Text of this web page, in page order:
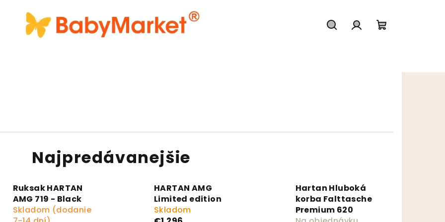
Najpredávanejšie
Ruksak HARTAN
AMG 719 - Black
Skladom (dodanie
HARTAN AMG
Limited edition
Skladom
Hartan Hluboká
korba Falttasche
Premium 620